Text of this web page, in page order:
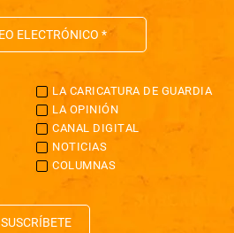
LA CARICATURA DE GUARDIA
LA OPINIÓN
CANAL DIGITAL
NOTICIAS
COLUMNAS
SUSCRÍBETE